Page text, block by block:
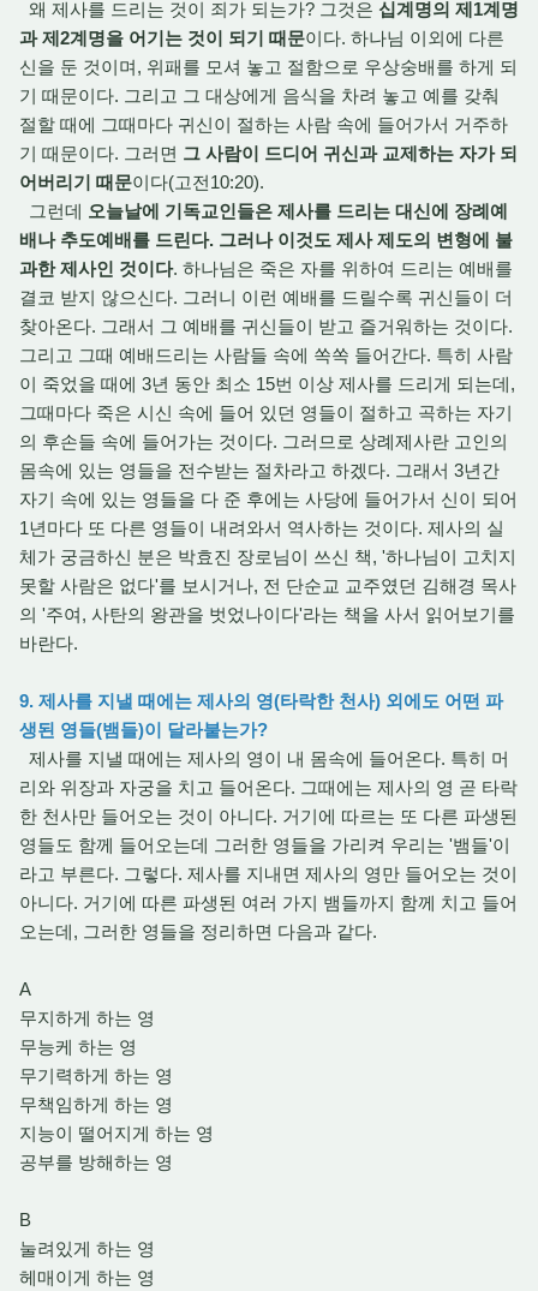
왜 제사를 드리는 것이 죄가 되는가? 그것은 십계명의 제1계명
과 제2계명을 어기는 것이 되기 때문이다. 하나님 이외에 다른
신을 둔 것이며, 위패를 모셔 놓고 절함으로 우상숭배를 하게 되
기 때문이다. 그리고 그 대상에게 음식을 차려 놓고 예를 갖춰
절할 때에 그때마다 귀신이 절하는 사람 속에 들어가서 거주하
기 때문이다. 그러면 그 사람이 드디어 귀신과 교제하는 자가 되
어버리기 때문이다(고전10:20).
그런데 오늘날에 기독교인들은 제사를 드리는 대신에 장례예
배나 추도예배를 드린다. 그러나 이것도 제사 제도의 변형에 불
과한 제사인 것이다. 하나님은 죽은 자를 위하여 드리는 예배를
결코 받지 않으신다. 그러니 이런 예배를 드릴수록 귀신들이 더
찾아온다. 그래서 그 예배를 귀신들이 받고 즐거워하는 것이다.
그리고 그때 예배드리는 사람들 속에 쏙쏙 들어간다. 특히 사람
이 죽었을 때에 3년 동안 최소 15번 이상 제사를 드리게 되는데,
그때마다 죽은 시신 속에 들어 있던 영들이 절하고 곡하는 자기
의 후손들 속에 들어가는 것이다. 그러므로 상례제사란 고인의
몸속에 있는 영들을 전수받는 절차라고 하겠다. 그래서 3년간
자기 속에 있는 영들을 다 준 후에는 사당에 들어가서 신이 되어
1년마다 또 다른 영들이 내려와서 역사하는 것이다. 제사의 실
체가 궁금하신 분은 박효진 장로님이 쓰신 책, '하나님이 고치지
못할 사람은 없다'를 보시거나, 전 단순교 교주였던 김해경 목사
의 '주여, 사탄의 왕관을 벗었나이다'라는 책을 사서 읽어보기를
바란다.
9. 제사를 지낼 때에는 제사의 영(타락한 천사) 외에도 어떤 파
생된 영들(뱀들)이 달라붙는가?
제사를 지낼 때에는 제사의 영이 내 몸속에 들어온다. 특히 머
리와 위장과 자궁을 치고 들어온다. 그때에는 제사의 영 곧 타락
한 천사만 들어오는 것이 아니다. 거기에 따르는 또 다른 파생된
영들도 함께 들어오는데 그러한 영들을 가리켜 우리는 '뱀들'이
라고 부른다. 그렇다. 제사를 지내면 제사의 영만 들어오는 것이
아니다. 거기에 따른 파생된 여러 가지 뱀들까지 함께 치고 들어
오는데, 그러한 영들을 정리하면 다음과 같다.
A
무지하게 하는 영
무능케 하는 영
무기력하게 하는 영
무책임하게 하는 영
지능이 떨어지게 하는 영
공부를 방해하는 영
B
눌려있게 하는 영
헤매이게 하는 영